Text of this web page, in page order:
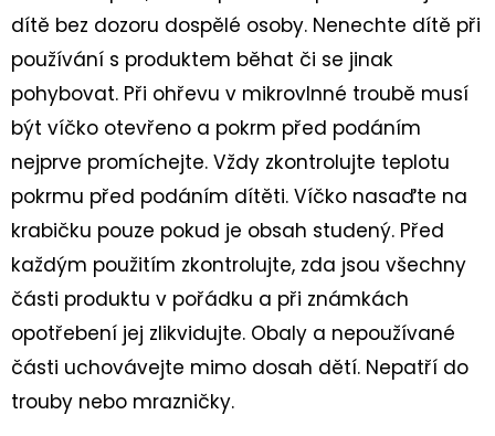
dítě bez dozoru dospělé osoby. Nenechte dítě při
používání s produktem běhat či se jinak
pohybovat. Při ohřevu v mikrovlnné troubě musí
být víčko otevřeno a pokrm před podáním
nejprve promíchejte. Vždy zkontrolujte teplotu
pokrmu před podáním dítěti. Víčko nasaďte na
krabičku pouze pokud je obsah studený. Před
každým použitím zkontrolujte, zda jsou všechny
části produktu v pořádku a při známkách
opotřebení jej zlikvidujte. Obaly a nepoužívané
části uchovávejte mimo dosah dětí. Nepatří do
trouby nebo mrazničky.